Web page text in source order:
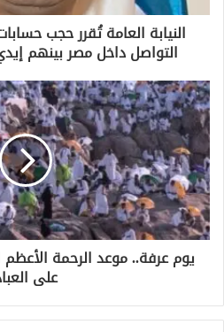
ر
التواصل داخل مصر بينهم
يوم عرفة.. موعد الرحمة الأعظم
على